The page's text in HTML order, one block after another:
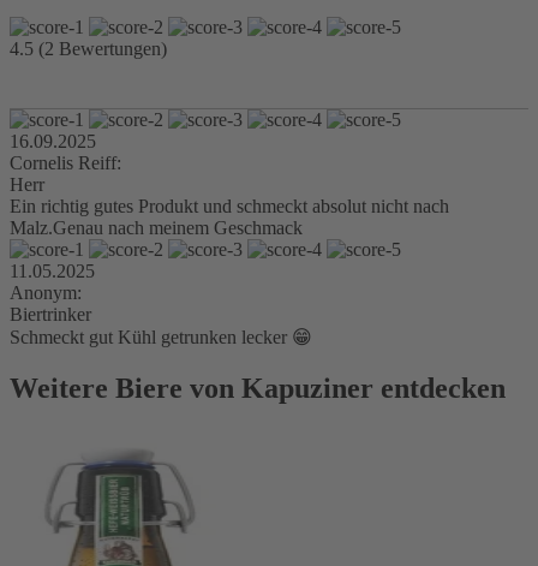
4.5 (2 Bewertungen)
16.09.2025
Cornelis Reiff:
Herr
Ein richtig gutes Produkt und schmeckt absolut nicht nach
Malz.Genau nach meinem Geschmack
11.05.2025
Anonym:
Biertrinker
Schmeckt gut Kühl getrunken lecker 😁
Weitere Biere von Kapuziner entdecken